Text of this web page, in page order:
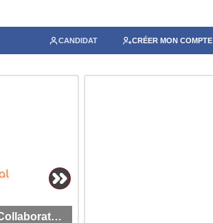
CANDIDAT CRÉER MON COMPTE
Industrie Multinational recrute des Collaborateurs